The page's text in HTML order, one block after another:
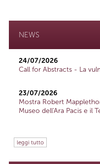
NEWS
24/07/2026
Call for Abstracts - La
23/07/2026
Mostra Robert
Museo dell'Ara Pacis e il
leggi tutto